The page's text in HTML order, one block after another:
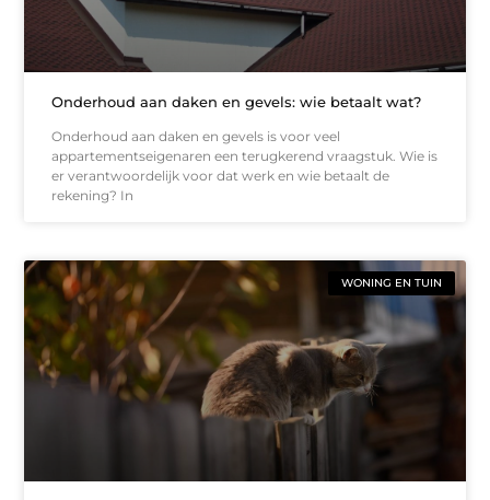
Onderhoud aan daken en gevels: wie betaalt wat?
Onderhoud aan daken en gevels is voor veel
appartementseigenaren een terugkerend vraagstuk. Wie is
er verantwoordelijk voor dat werk en wie betaalt de
rekening? In
WONING EN TUIN